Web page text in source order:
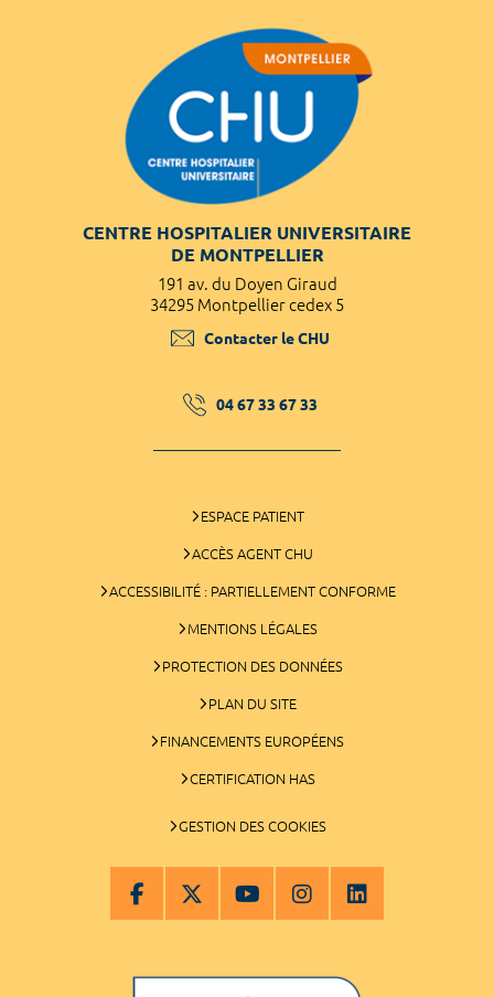
CENTRE HOSPITALIER UNIVERSITAIRE
DE MONTPELLIER
191 av. du Doyen Giraud
34295 Montpellier cedex 5
Contacter le CHU
04 67 33 67 33
ESPACE PATIENT
ACCÈS AGENT CHU
ACCESSIBILITÉ : PARTIELLEMENT CONFORME
MENTIONS LÉGALES
PROTECTION DES DONNÉES
PLAN DU SITE
FINANCEMENTS EUROPÉENS
CERTIFICATION HAS
GESTION DES COOKIES